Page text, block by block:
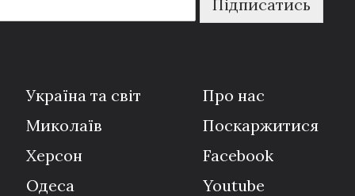
Підписатись
Україна та світ
Миколаїв
Херсон
Одеса
Про нас
Поскаржитися
Facebook
Youtube